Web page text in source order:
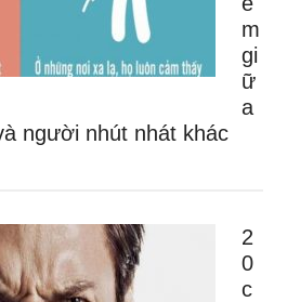
m
gi
ữ
a
người nhút nhát khác
2
0
c